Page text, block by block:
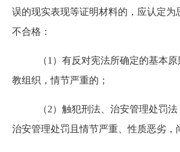
误的现实表现等证明材料的，应认定为
不合格：
（1）有反对宪法所确定的基本
教组织，情节严重的；
（2）触犯刑法、治安管理处罚
治安管理处罚且情节严重、性质恶劣，